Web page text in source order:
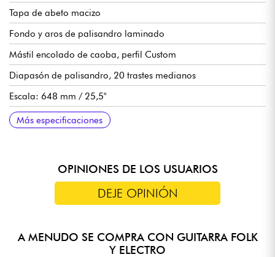
Tapa de abeto macizo
Fondo y aros de palisandro laminado
Mástil encolado de caoba, perfil Custom
Diapasón de palisandro, 20 trastes medianos
Escala: 648 mm / 25,5"
Radio: 380 mmR / 14,96"
Ancho del mástil en el primer traste: 43 mm
Puente de palisandro
Acabado brillante del cuerpo
Acabado satinado del mástil
Más especificaciones
OPINIONES DE LOS USUARIOS
DEJE OPINIÓN
A MENUDO SE COMPRA CON GUITARRA FOLK
Y ELECTRO